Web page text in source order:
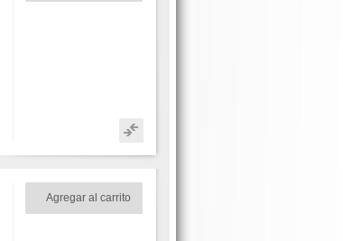
Agregar al carrito